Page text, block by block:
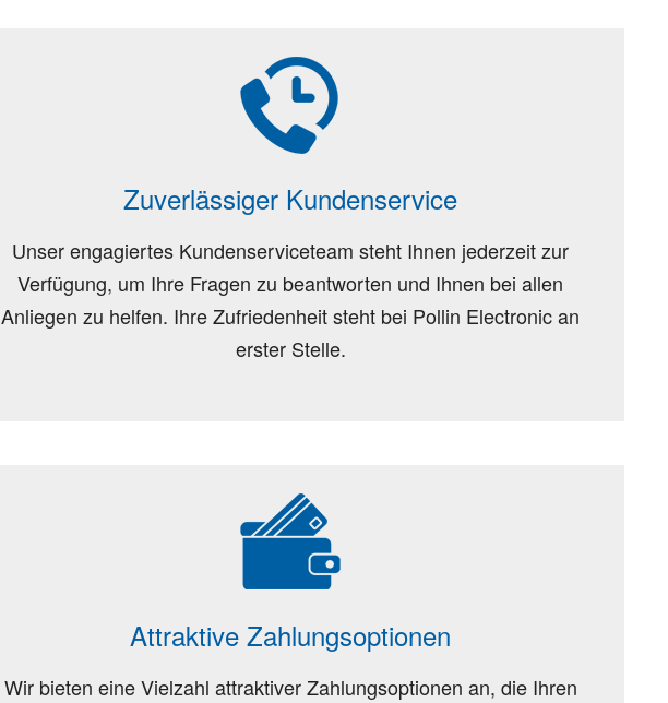
Zuverlässiger Kundenservice
Unser engagiertes Kundenserviceteam steht Ihnen jederzeit zur
Verfügung, um Ihre Fragen zu beantworten und Ihnen bei allen
Anliegen zu helfen. Ihre Zufriedenheit steht bei Pollin Electronic an
erster Stelle.
Attraktive Zahlungsoptionen
Wir bieten eine Vielzahl attraktiver Zahlungsoptionen an, die Ihren